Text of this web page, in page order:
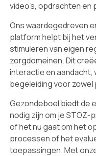
video’s, opdrachten
Ons waardegedreven
platform helpt bij het
stimuleren van eigen
zorgdomeinen. Dit
interactie en
begeleiding voor
Gezondeboel biedt de
nodig zijn om je
of het nu gaat om het
processen of het
toepassingen. Met